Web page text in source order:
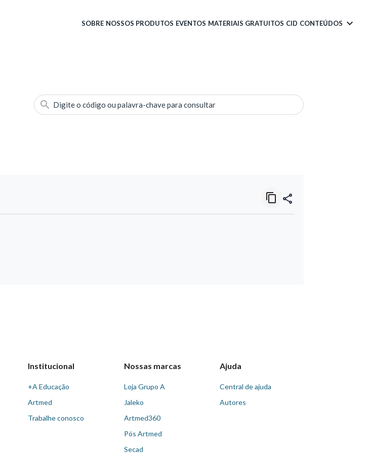
SOBRE NOSSOS PRODUTOS EVENTOS MATERIAIS GRATUITOS CID CONTEÚDOS
Digite o código ou palavra-chave para consultar
Institucional
+A Educação
Artmed
Trabalhe conosco
Nossas marcas
Loja Grupo A
Jaleko
Artmed360
Pós Artmed
Secad
Ajuda
Central de ajuda
Autores